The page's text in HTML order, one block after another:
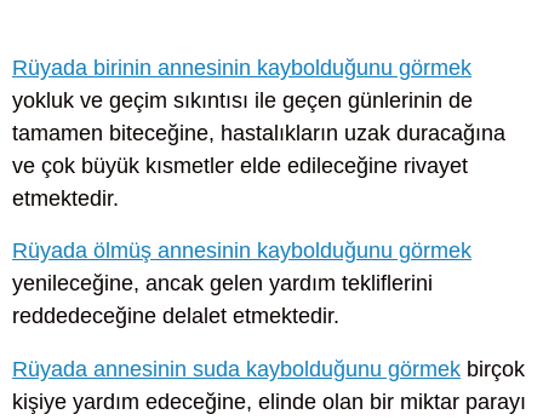
Rüyada birinin annesinin kaybolduğunu görmek
yokluk ve geçim sıkıntısı ile geçen günlerinin de
tamamen biteceğine, hastalıkların uzak duracağına
ve çok büyük kısmetler elde edileceğine rivayet
etmektedir.
Rüyada ölmüş annesinin kaybolduğunu görmek
yenileceğine, ancak gelen yardım tekliflerini
reddedeceğine delalet etmektedir.
Rüyada annesinin suda kaybolduğunu görmek birçok
kişiye yardım edeceğine, elinde olan bir miktar parayı